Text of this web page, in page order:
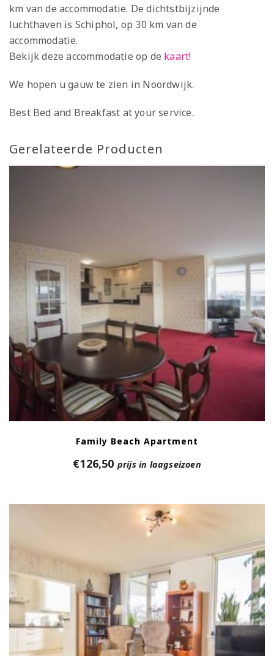
km van de accommodatie. De dichtstbijzijnde
luchthaven is Schiphol, op 30 km van de
accommodatie.
Bekijk deze accommodatie op de kaart!
We hopen u gauw te zien in Noordwijk.
Best Bed and Breakfast at your service.
Gerelateerde Producten
Family Beach Apartment
€126,50 prijs in laagseizoen